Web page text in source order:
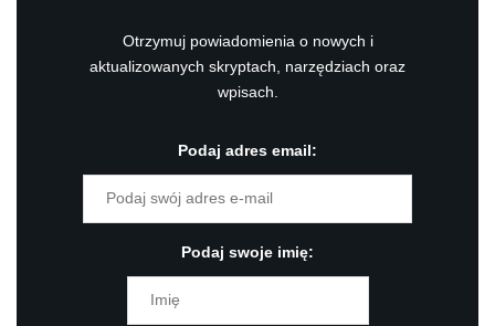
Otrzymuj powiadomienia o nowych i
aktualizowanych skryptach, narzędziach oraz
wpisach.
Podaj adres email:
Podaj swoje imię: